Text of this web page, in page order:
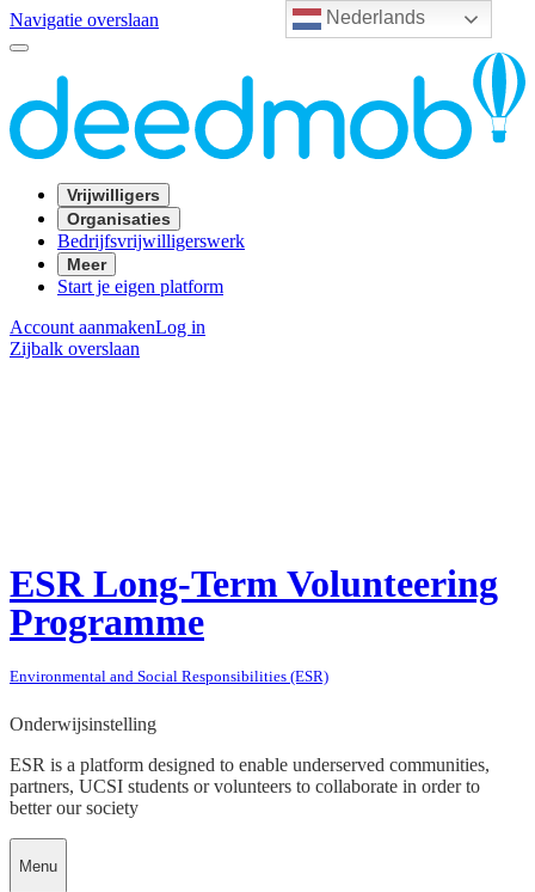
Nederlands
Navigatie overslaan
Vrijwilligers
Organisaties
Bedrijfsvrijwilligerswerk
Meer
Start je eigen platform
Account aanmakenLog in
Zijbalk overslaan
ESR Long-Term Volunteering
Programme
Environmental and Social Responsibilities (ESR)
Onderwijsinstelling
ESR is a platform designed to enable underserved communities,
partners, UCSI students or volunteers to collaborate in order to
better our society
Menu